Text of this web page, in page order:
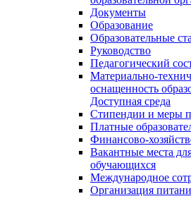
Документы
Образование
Образовательные
Руководство
Педагогический
Материально-
оснащенность
Доступная среда
Стипендии и меры
Платные
Финансово-
Вакантные места
обучающихся
Международное
Организация